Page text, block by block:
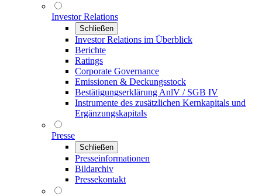
Investor Relations
Schließen
Investor Relations im Überblick
Berichte
Ratings
Corporate Governance
Emissionen & Deckungsstock
Bestätigungserklärung AnlV / SGB IV
Instrumente des zusätzlichen Kernkapitals und
Ergänzungskapitals
Presse
Schließen
Presseinformationen
Bildarchiv
Pressekontakt